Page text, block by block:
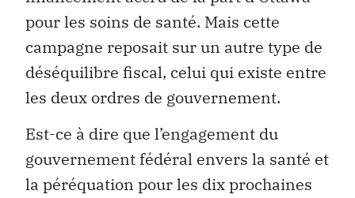
pour les soins de santé. Mais cette
campagne reposait sur un autre type de
déséquilibre fiscal, celui qui existe entre
les deux ordres de gouvernement.
Est-ce à dire que l’engagement du
gouvernement fédéral envers la santé et
la péréquation pour les dix prochaines